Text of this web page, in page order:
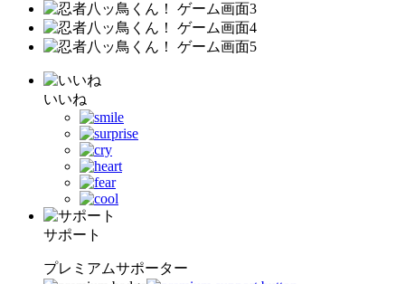
いいね
サポート
プレミアムサポーター